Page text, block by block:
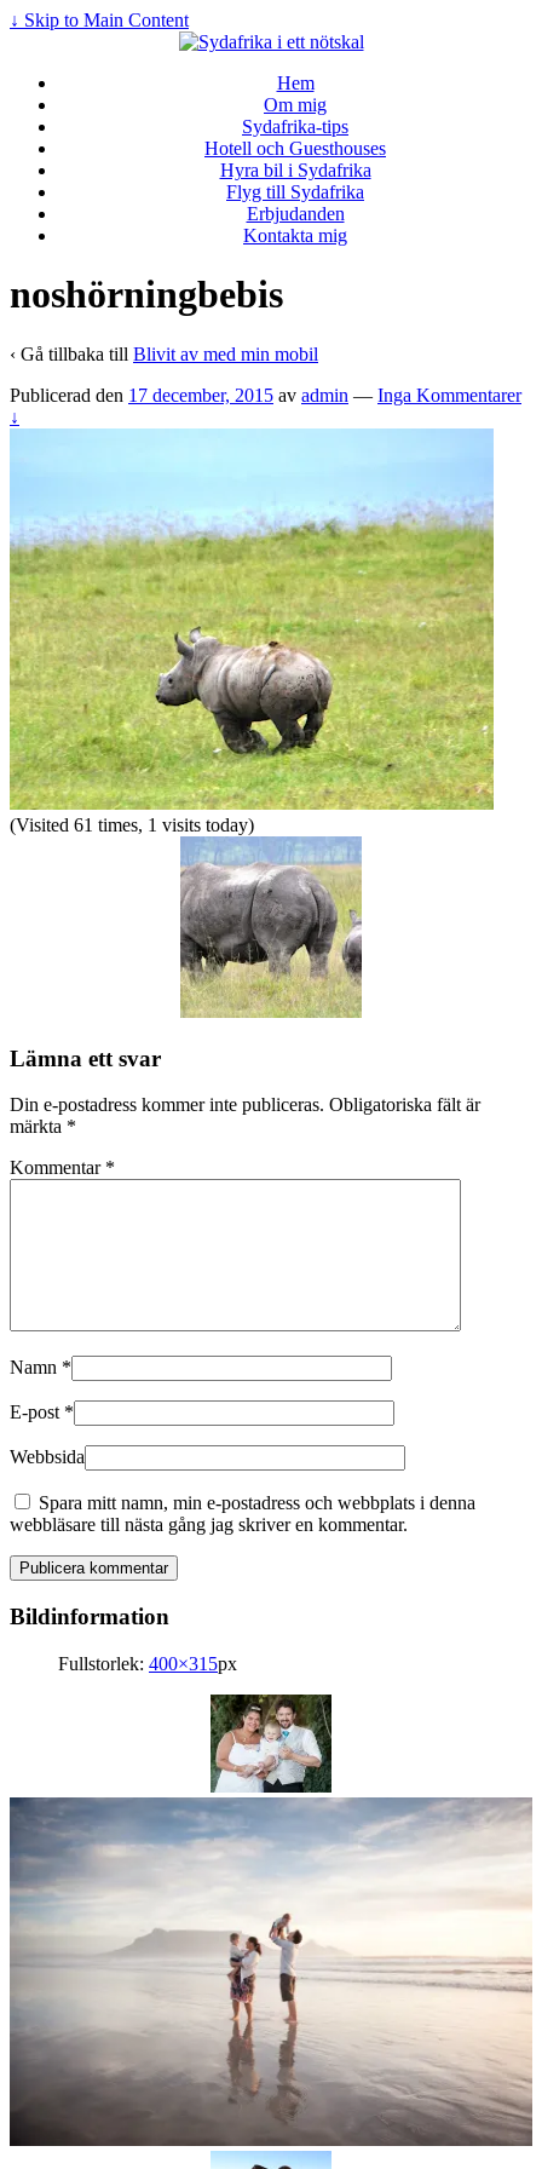
↓ Skip to Main Content
Hem
Om mig
Sydafrika-tips
Hotell och Guesthouses
Hyra bil i Sydafrika
Flyg till Sydafrika
Erbjudanden
Kontakta mig
noshörningbebis
‹ Gå tillbaka till Blivit av med min mobil
Publicerad den 17 december, 2015 av admin — Inga Kommentarer
↓
(Visited 61 times, 1 visits today)
Lämna ett svar
Din e-postadress kommer inte publiceras. Obligatoriska fält är
märkta *
Kommentar *
Namn *
E-post *
Webbsida
Spara mitt namn, min e-postadress och webbplats i denna
webbläsare till nästa gång jag skriver en kommentar.
Bildinformation
Fullstorlek: 400×315px